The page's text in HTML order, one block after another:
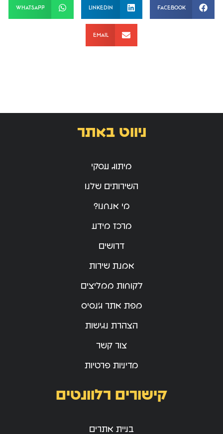
Facebook
LinkedIn
WhatsApp
Email
ניווט באתר
מיתוג עסקי
השירותים שלנו
מי אנחנו?
מרכז מידע
דרושים
אמנת שירות
לקוחות ממליצים
מפת אתר ג’נסיס
הצהרת נגישות
צור קשר
מדיניות פרטיות
קישורים רלוונטים
בניית אתרים